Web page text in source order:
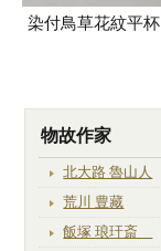
染付鳥草花紋平杯
物故作家
北大路 魯山人
荒川 豊藏
飯塚 琅玕斎